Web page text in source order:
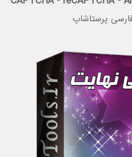
پرستاشاپ